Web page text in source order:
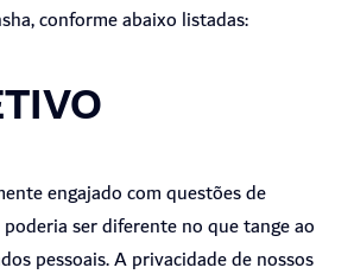
conforme abaixo listadas:
engajado com questões de
ser diferente no que tange ao
pessoais. A privacidade de nossos